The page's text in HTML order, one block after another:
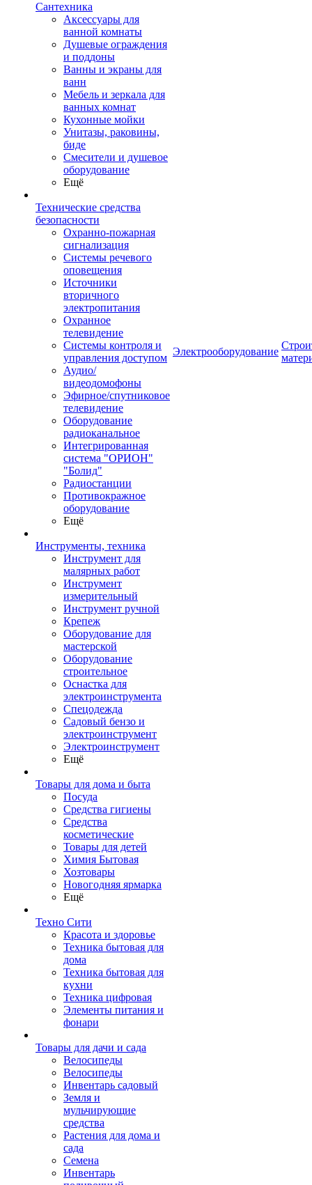
Сантехника
Аксессуары для
ванной комнаты
Душевые ограждения
и поддоны
Ванны и экраны для
ванн
Мебель и зеркала для
ванных комнат
Кухонные мойки
Унитазы, раковины,
биде
Смесители и душевое
оборудование
Ещё
Технические средства
безопасности
Охранно-пожарная
сигнализация
Системы речевого
оповещения
Источники
вторичного
электропитания
Охранное
телевидение
Системы контроля и
управления доступом
Аудио/
видеодомофоны
Эфирное/спутниковое
телевидение
Оборудование
радиоканальное
Интегрированная
система "ОРИОН"
"Болид"
Радиостанции
Противокражное
оборудование
Ещё
Инструменты, техника
Инструмент для
малярных работ
Инструмент
измерительный
Инструмент ручной
Крепеж
Оборудование для
мастерской
Оборудование
строительное
Оснастка для
электроинструмента
Спецодежда
Садовый бензо и
электроинструмент
Электроинструмент
Ещё
Товары для дома и быта
Посуда
Средства гигиены
Средства
косметические
Товары для детей
Химия Бытовая
Хозтовары
Новогодняя ярмарка
Ещё
Техно Сити
Красота и здоровье
Техника бытовая для
дома
Техника бытовая для
кухни
Техника цифровая
Элементы питания и
фонари
Товары для дачи и сада
Велосипеды
Велосипеды
Инвентарь садовый
Земля и
мульчирующие
средства
Растения для дома и
сада
Семена
Инвентарь
Электрооборудование